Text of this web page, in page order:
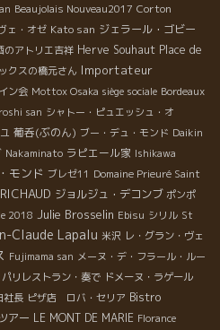
Beaujolais Nouveau2017 Corton
ェ・オゼ Kato san ジェラール・ゴビー
のアトリエ吉祥 Herve Souhaut Place de
クスの橋元さん Importateur
ン会 Mottox Osaka siège sociale Bordeaux
san シャトー・ピュエッシュ・オ
葡呑(ぶのん) ブー・デュ・モンド Daikin
Nakaminato ラピエール家 Ishikawa
モンド ブレゼ11 Domaine Prieuré Saint
ジョルジュ・デコンブ ポンポ
2018 Julie Brosselin Ebisu シリル St
Claude Lapalu 米沢 レ・グラン・ヴェ
Fujimama san メーヌ・デ・フラール・ルー
パリレストラン・奏で ドメーヌ・ラゲール
社長 ピザ店 ロバ・セリア Bistro
アー LE MONT DE MARIE Florance